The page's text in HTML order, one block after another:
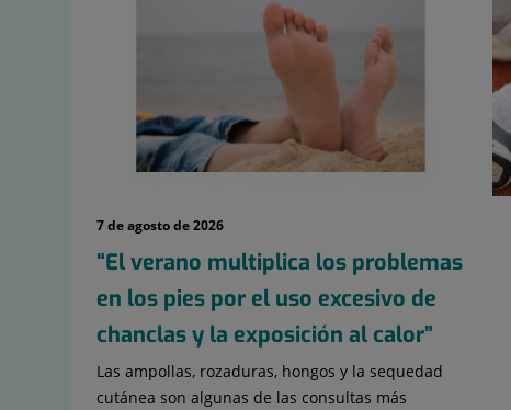
7 de agosto de 2026
“El verano multiplica los problemas
en los pies por el uso excesivo de
chanclas y la exposición al calor”
Las ampollas, rozaduras, hongos y la sequedad
cutánea son algunas de las consultas más